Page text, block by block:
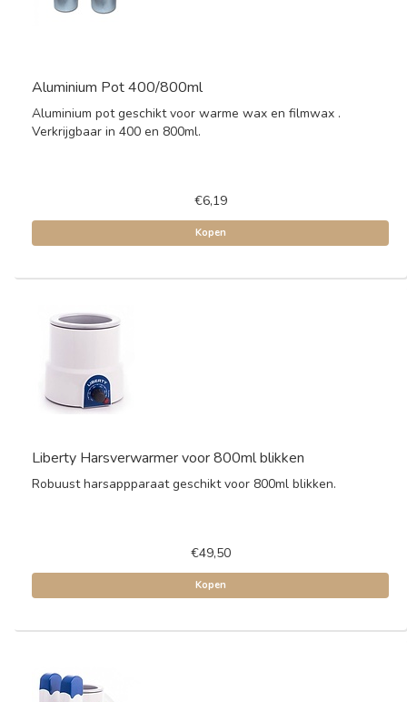
Aluminium Pot 400/800ml
Aluminium pot geschikt voor warme wax en filmwax .
Verkrijgbaar in 400 en 800ml.
€6,19
Kopen
Liberty Harsverwarmer voor 800ml blikken
Robuust harsappparaat geschikt voor 800ml blikken.
€49,50
Kopen